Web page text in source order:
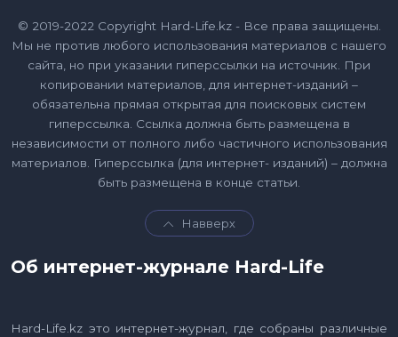
© 2019-2022 Copyright Hard-Life.kz - Все права защищены.
Мы не против любого использования материалов с нашего
сайта, но при указании гиперссылки на источник. При
копировании материалов, для интернет-изданий –
обязательна прямая открытая для поисковых систем
гиперссылка. Ссылка должна быть размещена в
независимости от полного либо частичного использования
материалов. Гиперссылка (для интернет- изданий) – должна
быть размещена в конце статьи.
Навверх
Об интернет-журнале Hard-Life
Hard-Life.kz это интернет-журнал, где собраны различные